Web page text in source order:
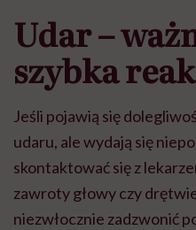
Udar – waż
szybka
Jeśli pojawią siędolegliwoś
udaru, ale wydają się
skontaktowaćsięz
zawroty głowy czy drę
niezwłocznie zadzwonić